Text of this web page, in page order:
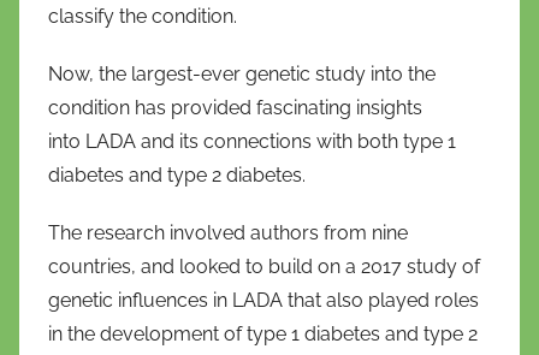
i
o
classify the condition.
Now, the largest-ever genetic study into the
condition has provided fascinating insights
into LADA and its connections with both type 1
diabetes and type 2 diabetes.
The research involved authors from nine
countries, and looked to build on a 2017 study of
genetic influences in LADA that also played roles
in the development of type 1 diabetes and type 2